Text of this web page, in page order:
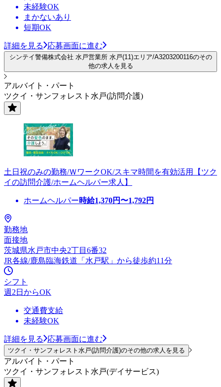
未経験OK
まかないあり
短期OK
詳細を見る 応募画面に進む
シンテイ警備株式会社 水戸営業所 水戸(11)エリア/A3203200116のその
他の求人を見る
アルバイト・パート
ツクイ・サンフォレスト水戸(訪問介護)
土日祝のみの勤務/ＷワークOK/スキマ時間を有効活用【ツク
イの訪問介護/ホームヘルパー求人】
ホームヘルパー時給1,370円〜1,792円
勤務地
面接地
茨城県水戸市中央2丁目6番32
JR各線/鹿島臨海鉄道「水戸駅」から徒歩約11分
シフト
週2日からOK
交通費支給
未経験OK
詳細を見る 応募画面に進む
ツクイ・サンフォレスト水戸(訪問介護)のその他の求人を見る
アルバイト・パート
ツクイ・サンフォレスト水戸(デイサービス)